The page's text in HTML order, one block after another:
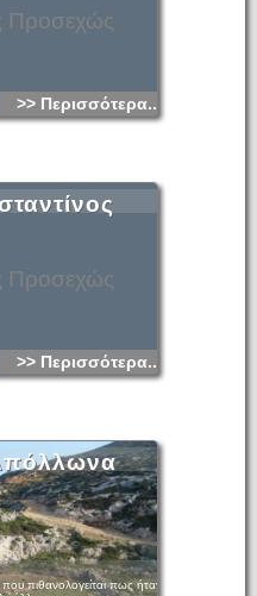
Προσεχώς
>> Περισσότερα...
Προσεχώς
>> Περισσότερα...
πιθανολογείται πως ήταν